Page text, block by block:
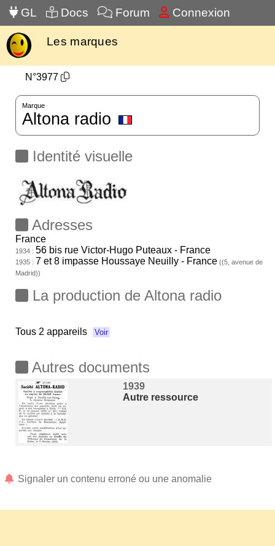
GL Docs Forum Connexion
Les marques
N°3977
Marque
Altona radio
Identité visuelle
Adresses
France
1934 : 56 bis rue Victor-Hugo Puteaux - France
1935 : 7 et 8 impasse Houssaye Neuilly - France ((5, avenue de
Madrid))
La production de Altona radio
Tous 2 appareils Voir
Autres documents
1939
Autre ressource
Signaler un contenu erroné ou une anomalie